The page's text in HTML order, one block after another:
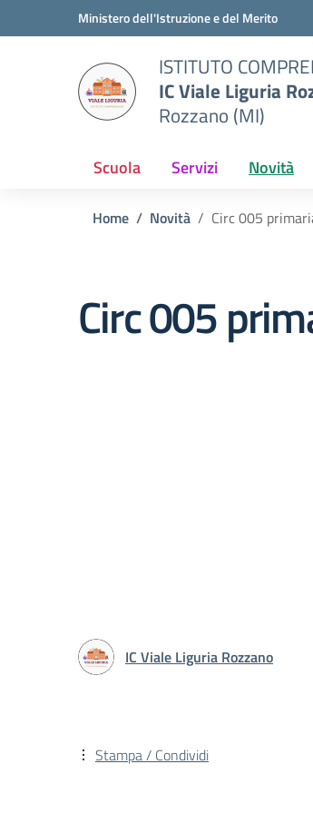
Vai ai contenuti
Vai al menu di navigazioneMinistero dell'Istruzione e del Merito
ISTITUTO
IC Viale Liguria
Rozzano (MI)
Scuola Servizi Novità
Home Novità Circ 005
Circ 005
IC Viale Liguria Rozzano
Stampa / Condividi